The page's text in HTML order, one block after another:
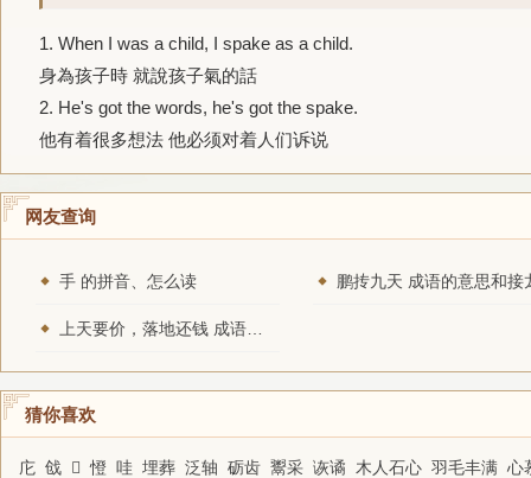
1. When I was a child, I spake as a child.
身為孩子時 就說孩子氣的話
2. He's got the words, he's got the spake.
他有着很多想法 他必须对着人们诉说
网友查询
手 的拼音、怎么读 鹏抟九天 成语的意思和接
猜你喜欢
庀 戗 𤑢 憕 哇 埋葬 泛轴 砺齿 鬻采 诙谲 木人石心 羽毛丰满 心